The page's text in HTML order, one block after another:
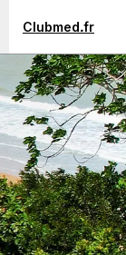
Clubmed.fr